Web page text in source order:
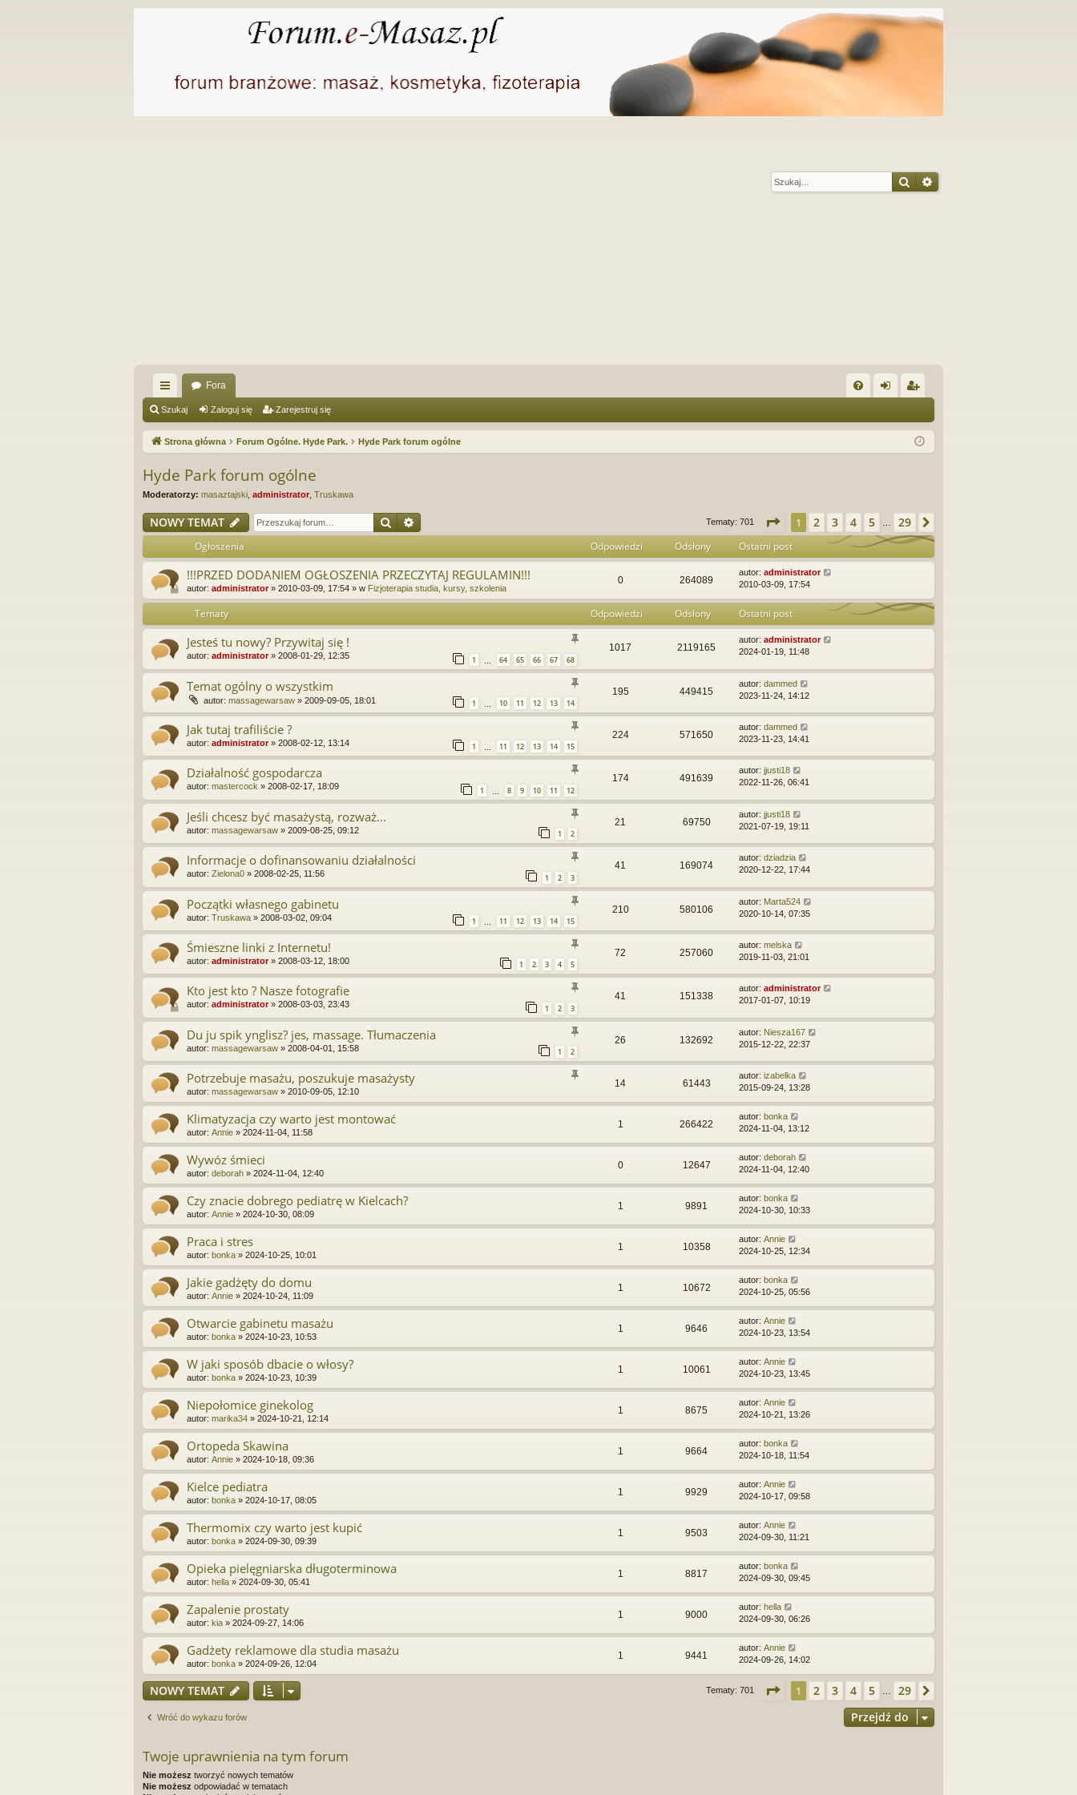
Szukaj
ię
ce
…
Fora
Q og ej
Szukaj Zaloguj się Zarejestruj się
Strona główna Forum Ogólne. Hyde Park. Hyde Park forum ogólne
Hyde Park forum ogólne
Moderatorzy: masaztajski administrator Truskawa
NOWY TEMAT Szukaj Tematy: 701 Strona z 29
1 2 3 4 5 29
Ogłoszenia Odpowiedzi Odsłony Ostatni post
!!!PRZED DODANIEM OGŁOSZENIA PRZECZYTAJ REGULAMIN!!!
autor: administrator» 2010-03-09, 17:54 » w Fizjoterapia studia, kursy, szkolenia
0 264089
autor: administrator
2010-03-09, 17:54
Tematy Odpowiedzi Odsłony Ostatni post
Jesteś tu nowy? Przywitaj się !
autor: administrator» 2008-01-29, 12:35 1 64 65 66 67 68
1017 2119165
autor: administrator
2024-01-19, 11:48
Temat ogólny o wszystkim
autor: massagewarsaw » 2009-09-05, 18:01 1 10 11 12 13 14
195 449415
autor: dammed
2023-11-24, 14:12
Jak tutaj trafiliście ?
autor: administrator» 2008-02-12, 13:14 1 … 11 12 13 14 15
224 571650
autor: dammed
2023-11-23, 14:41
Działalność gospodarcza
autor: mastercock » 2008-02-17, 18:09 1 8 9 10 11 12
174 491639
autor: jjusti18
2022-11-26, 06:41
Jeśli chcesz być masażystą, rozważ...
autor: massagewarsaw » 2009-08-25, 09:12 1 2
21 69750
autor: jjusti18
2021-07-19, 19:11
Informacje o dofinansowaniu działalności
autor: Zielona0 » 2008-02-25, 11:56 1 2 3
41 169074
autor: dziadzia
2020-12-22, 17:44
Początki własnego gabinetu
autor: Truskawa » 2008-03-02, 09:04 1 11 12 13 14 15
210 580106
autor: Marta524
2020-10-14, 07:35
Śmieszne linki z Internetu!
autor: administrator» 2008-03-12, 18:00 1 2 3 4 5
72 257060
autor: melska
2019-11-03, 21:01
Kto jest kto ? Nasze fotografie
autor: administrator» 2008-03-03, 23:43 1 2 3
41 151338
autor: administrator
2017-01-07, 10:19
Du ju spik ynglisz? jes, massage. Tłumaczenia
autor: massagewarsaw » 2008-04-01, 15:58 1 2
26 132692
autor: Niesza167
2015-12-22, 22:37
Potrzebuje masażu, poszukuje masażysty
autor: massagewarsaw » 2010-09-05, 12:10
14 61443
autor: izabelka
2015-09-24, 13:28
Klimatyzacja czy warto jest montować
autor: Annie » 2024-11-04, 11:58
1 266422
autor: bonka
2024-11-04, 13:12
Wywóz śmieci
autor: deborah » 2024-11-04, 12:40
0 12647
autor: deborah
2024-11-04, 12:40
Czy znacie dobrego pediatrę w Kielcach?
autor: Annie » 2024-10-30, 08:09
1 9891
autor: bonka
2024-10-30, 10:33
Praca i stres
autor: bonka » 2024-10-25, 10:01
1 10358
autor: Annie
2024-10-25, 12:34
Jakie gadżęty do domu
autor: Annie » 2024-10-24, 11:09
1 10672
autor: bonka
2024-10-25, 05:56
Otwarcie gabinetu masażu
autor: bonka » 2024-10-23, 10:53
1 9646
autor: Annie
2024-10-23, 13:54
W jaki sposób dbacie o włosy?
autor: bonka » 2024-10-23, 10:39
1 10061
autor: Annie
2024-10-23, 13:45
Niepołomice ginekolog
autor: marika34 » 2024-10-21, 12:14
1 8675
autor: Annie
2024-10-21, 13:26
Ortopeda Skawina
autor: Annie » 2024-10-18, 09:36
1 9664
autor: bonka
2024-10-18, 11:54
Kielce pediatra
autor: bonka » 2024-10-17, 08:05
1 9929
autor: Annie
2024-10-17, 09:58
Thermomix czy warto jest kupić
autor: bonka » 2024-09-30, 09:39
1 9503
autor: Annie
2024-09-30, 11:21
Opieka pielęgniarska długoterminowa
autor: hella » 2024-09-30, 05:41
1 8817
autor: bonka
2024-09-30, 09:45
Zapalenie prostaty
autor: kia » 2024-09-27, 14:06
1 9000
autor: hella
2024-09-30, 06:26
Gadżety reklamowe dla studia masażu
autor: bonka » 2024-09-26, 12:04
1 9441
autor: Annie
2024-09-26, 14:02
NOWY TEMAT Tematy: 701 Strona z 29
1 2 3 4 5 29
Wróć do wykazu forów Przejdź do
Twoje uprawnienia na tym forum
Nie możesz tworzyć nowych tematów
Nie możesz odpowiadać w tematach